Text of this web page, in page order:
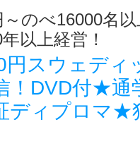
～のべ16000名
以上経営！
円スウェディ
！DVD付★
ディプロマ★